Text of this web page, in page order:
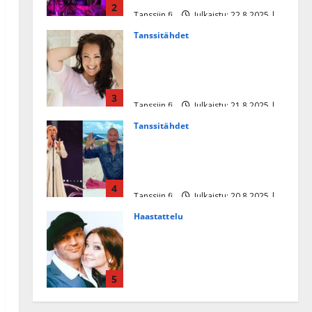
2
Tanssiin.fi
Julkaistu: 22.8.2025 |
3
Tanssitähdet
Tanssiin.fi
Julkaistu: 21.8.2025 |
4
Tanssitähdet
Tanssiin.fi
Julkaistu: 20.8.2025 |
5
Haastattelu
Tanssiin.fi
Julkaistu: 27.4.2025 |